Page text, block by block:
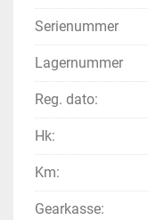
Serienummer
Lagernummer
Reg. dato:
Hk:
Km:
Gearkasse: